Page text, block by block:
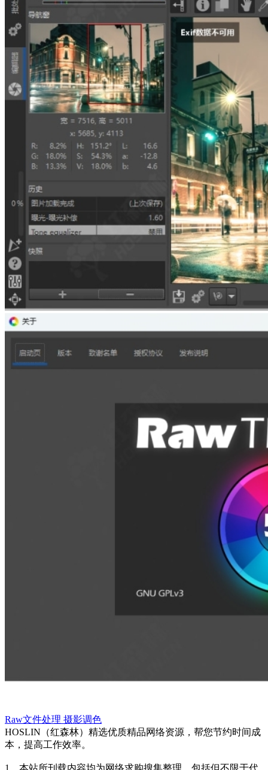
Raw文件处理 摄影调色
HOSLIN（红森林）精选优质精品网络资源，帮您节约时间成
本，提高工作效率。
1、本站所刊载内容均为网络求购搜集整理，包括但不限于代